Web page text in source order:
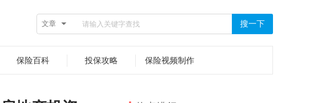
文章
保险百科 投保攻略 保险视频制作